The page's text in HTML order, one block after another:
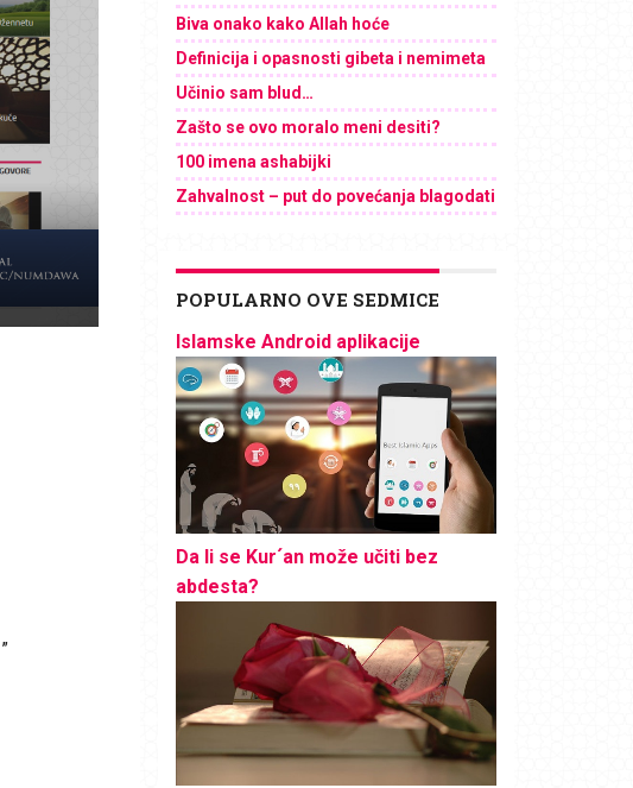
”
Biva onako kako Allah hoće
Definicija i opasnosti gibeta i nemimeta
Učinio sam blud…
Zašto se ovo moralo meni desiti?
100 imena ashabijki
Zahvalnost – put do povećanja blagodati
POPULARNO OVE SEDMICE
Islamske Android aplikacije
Da li se Kur´an može učiti bez
abdesta?